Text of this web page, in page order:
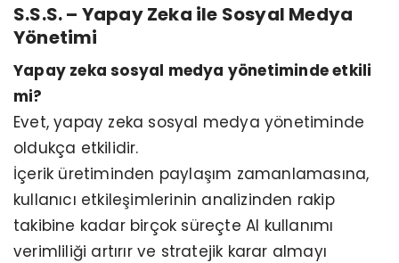
S.S.S. – Yapay Zeka ile Sosyal Medya
Yönetimi
Yapay zeka sosyal medya yönetiminde etkili
mi?
Evet, yapay zeka sosyal medya yönetiminde
oldukça etkilidir.
İçerik üretiminden paylaşım zamanlamasına,
kullanıcı etkileşimlerinin analizinden rakip
takibine kadar birçok süreçte AI kullanımı
verimliliği artırır ve stratejik karar almayı